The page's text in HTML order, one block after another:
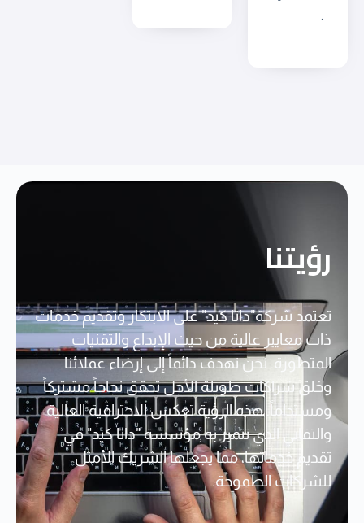
رؤيتنا
تعتمد شركة"داتا كيد" على الابتكار وتقديم خدمات
ذات معايير عالية من حيث الإبداع والتقنيات
المتطورة. نحن نهدف دائماً إلى إرضاء عملائنا
وخلق شراكات طويلة الأجل تحقق نجاحاً مشتركاً
ومستداماً. هذه الرؤية تعكس الاحترافية العالية
والتفاني الذي تتميز به مؤسسة "داتا كيد" في
تقديم خدماتها، مما يجعلها الشريك الأمثل
للشركات الطموحة.